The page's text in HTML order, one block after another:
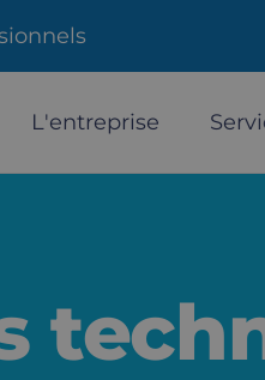
L'entreprise